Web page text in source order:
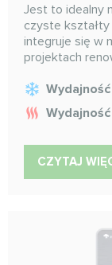
Jest to idealny
czyste kształty
integruje się w
projektach
CZYTAJ